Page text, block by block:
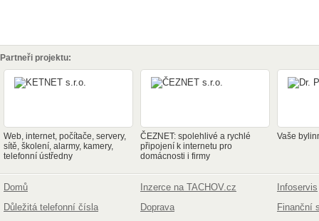
Partneři projektu:
Web, internet, počítače, servery,
sítě, školení, alarmy, kamery,
telefonní ústředny
ČEZNET: spolehlivé a rychlé
připojení k internetu pro
domácnosti i firmy
Vaše
Domů Inzerce na TACHOV.cz
Infoservis
Důležitá telefonní čísla
Doprava
Finanční